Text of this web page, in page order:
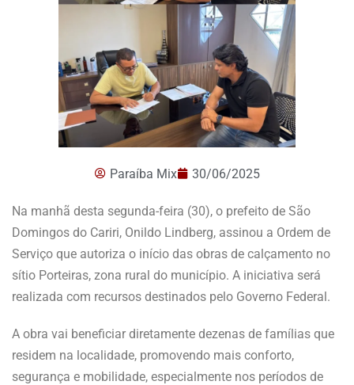
Paraíba Mix 30/06/2025
Na manhã desta segunda-feira (30), o prefeito de São
Domingos do Cariri, Onildo Lindberg, assinou a Ordem de
Serviço que autoriza o início das obras de calçamento no
sítio Porteiras, zona rural do município. A iniciativa será
realizada com recursos destinados pelo Governo Federal.
A obra vai beneficiar diretamente dezenas de famílias que
residem na localidade, promovendo mais conforto,
segurança e mobilidade, especialmente nos períodos de